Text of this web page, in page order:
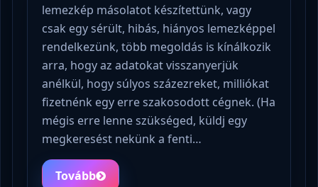
lemezkép másolatot készítettünk, vagy
csak egy sérült, hibás, hiányos lemezképpel
rendelkezünk, több megoldás is kínálkozik
arra, hogy az adatokat visszanyerjük
anélkül, hogy súlyos százezreket, milliókat
fizetnénk egy erre szakosodott cégnek. (Ha
mégis erre lenne szükséged, küldj egy
megkeresést nekünk a fenti…
Tovább